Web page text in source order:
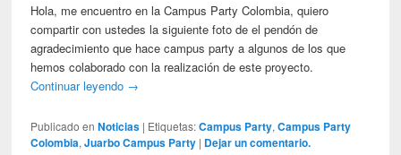
Hola, me encuentro en la Campus Party Colombia, quiero
compartir con ustedes la siguiente foto de el pendón de
agradecimiento que hace campus party a algunos de los que
hemos colaborado con la realización de este proyecto.
Continuar leyendo →
Publicado en Noticias | Etiquetas: Campus Party,Campus Party
Colombia,Juarbo Campus Party | Dejar un comentario.